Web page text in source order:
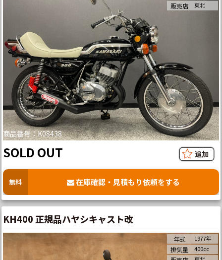
商品番号：K08438
販売店 東北
SOLD OUT
無料 在庫確認・見積もり依頼をする
KH400 正規品ハヤシキャスト改
年式 1977年
排気量 400cc